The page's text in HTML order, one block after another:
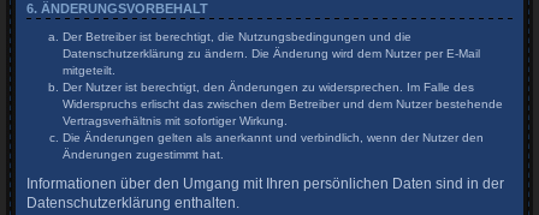
6. ÄNDERUNGSVORBEHALT
Der Betreiber ist berechtigt, die Nutzungsbedingungen und die
Datenschutzerklärung zu ändern. Die Änderung wird dem Nutzer per E-Mail
mitgeteilt.
Der Nutzer ist berechtigt, den Änderungen zu widersprechen. Im Falle des
Widerspruchs erlischt das zwischen dem Betreiber und dem Nutzer bestehende
Vertragsverhältnis mit sofortiger Wirkung.
Die Änderungen gelten als anerkannt und verbindlich, wenn der Nutzer den
Änderungen zugestimmt hat.
Informationen über den Umgang mit Ihren persönlichen Daten sind in der
Datenschutzerklärung enthalten.